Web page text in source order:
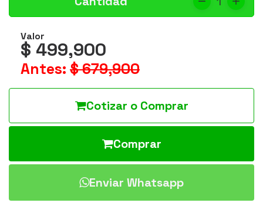
Valor
$ 499,900
Antes: $ 679,900
Cotizar o Comprar
Comprar
Enviar Whatsapp